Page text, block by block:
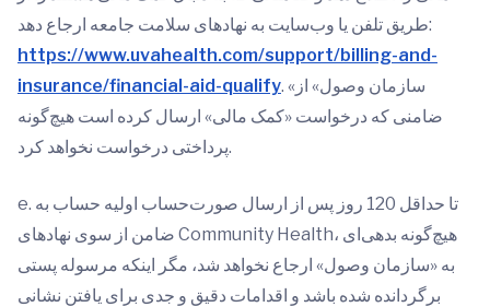
طریق تلفن یا وب‌سایت به نهادهای سلامت جامعه ارجاع دهد:
https://www.uvahealth.com/support/billing-and-
insurance/financial-aid-qualify. «سازمان وصول» از
ضامنی که درخواست «کمک مالی» ارسال کرده است هیچ‌گونه
پرداختی درخواست نخواهد کرد.
e. تا حداقل 120 روز پس از ارسال صورت‌حساب اولیه حساب به
ضامن از سوی نهادهای Community Health، هیچ‌گونه بدهی‌ای
به «سازمان وصول» ارجاع نخواهد شد، مگر اینکه مرسوله پستی
برگردانده شده باشد و اقدامات دقیق و جدی برای یافتن نشانی